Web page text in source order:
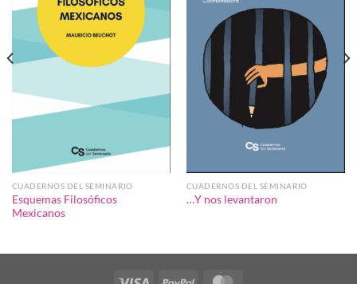
CUADERNOS DEL SEMINARIO
Esquemas Filosóficos
Mexicanos
CUADERNOS DEL SEMINARIO
…Y nos levantaron